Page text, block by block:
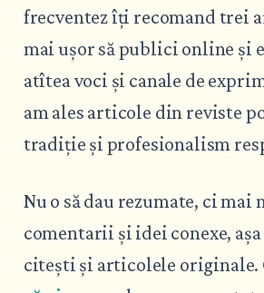
frecventez îți recomand trei
mai ușor să publici online și
atîtea voci și canale de
am ales articole din reviste
tradiție și profesionalism
Nu o să dau rezumate, ci mai
comentarii și idei conexe,
citești și articolele originale.